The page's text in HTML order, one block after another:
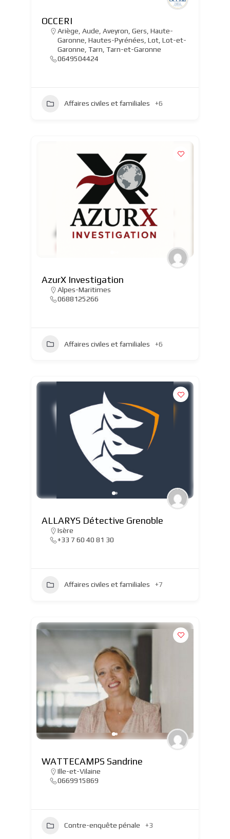
OCCERI
Ariège Aude Aveyron Gers Haute-
Garonne Hautes-Pyrénées Lot, Lot-et-
Garonne Tarn Tarn-et-Garonne
0649504424
Affaires civiles et familiales +6
AzurX Investigation
Alpes-Maritimes
0688125266
Affaires civiles et familiales +6
ALLARYS Détective Grenoble
Isère
+33 7 60 40 81 30
Affaires civiles et familiales +7
WATTECAMPS Sandrine
Ille-et-Vilaine
0669915869
Contre-enquête pénale +3